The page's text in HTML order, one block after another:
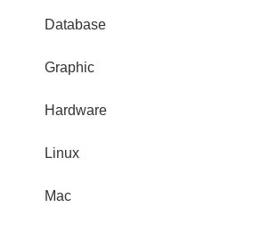
Database
Graphic
Hardware
Linux
Mac